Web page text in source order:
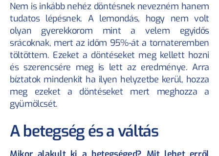
Nem is inkább nehéz döntésnek nevezném hanem
tudatos lépésnek. A lemondás, hogy nem volt
olyan gyerekkorom mint a velem egyidős
srácoknak, mert az időm 95%-át a tornateremben
töltöttem. Ezeket a döntéseket meg kellett hozni
és szerencsére meg is lett az eredménye. Arra
bíztatok mindenkit ha ilyen helyzetbe kerül, hozza
meg ezeket a döntéseket mert meghozza a
gyümölcsét.
A betegség és a váltás